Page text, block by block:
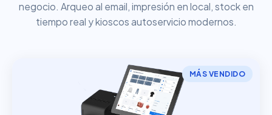
negocio. Arqueo al email, impresión en local, stock en
tiempo real y kioscos autoservicio modernos.
MÁS VENDIDO